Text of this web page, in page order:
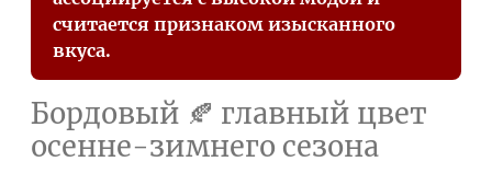
считается признаком изысканного
вкуса.
Бордовый 🍂 главный цвет
осенне-зимнего сезона